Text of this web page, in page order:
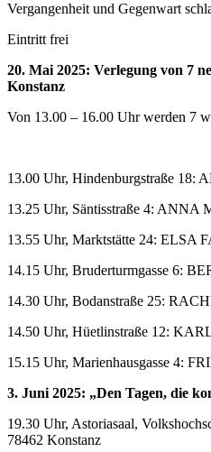
Vergangenheit und Gegenwart
Eintritt frei
20. Mai 2025: Verlegung von 7
Konstanz
Von 13.00 – 16.00 Uhr werden 7
13.00 Uhr, Hindenburgstraße 18:
13.25 Uhr, Säntisstraße 4: ANNA
13.55 Uhr, Marktstätte 24: ELSA
14.15 Uhr, Bruderturmgasse 6:
14.30 Uhr, Bodanstraße 25:
14.50 Uhr, Hüetlinstraße 12:
15.15 Uhr, Marienhausgasse 4:
3. Juni 2025: „Den Tagen, die
19.30 Uhr, Astoriasaal,
78462 Konstanz